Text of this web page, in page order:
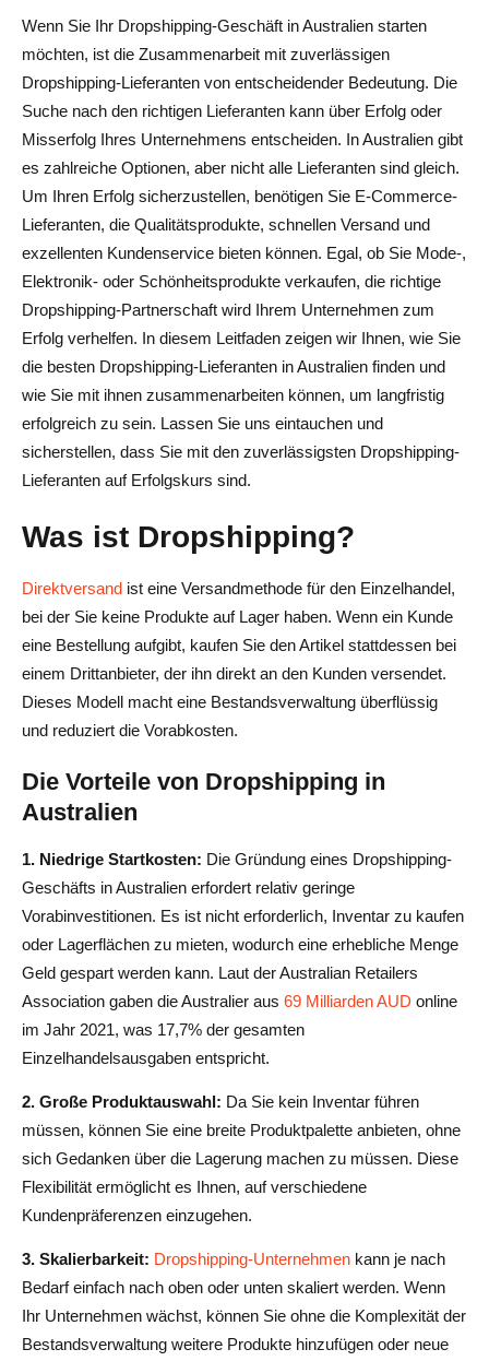
Überprüfung der Zuverlässigkeit des Lieferanten
So verhandeln und bauen Sie eine Partnerschaft mit
Dropshipping-Lieferanten auf
1. Allgemeine Geschäftsbedingungen einrichten
2. Umgang mit Versand- und Liefererwartungen
3. Sicherstellung der Produktqualität und -konsistenz
Australien
Beliebte Produktkategorien für Dropshipping in
Australien
Auf der Suche nach erfolgreichen Produkten
Tipps für die Suche nach Trendprodukten in Australien
Fazit
Was sind die besten Dropshipping-Anbieter in
Australien?
Wie finde ich Dropshipping-Lieferanten in Australien?
Ist Dropshipping in Australien rentabel?
Kann ich mit Lieferanten für einen schnellen Versand
nach Australien zusammenarbeiten?
Ist Dropshipping in Australien legal?
Wenn Sie Ihr Dropshipping-Geschäft in Australien starten
möchten, ist die Zusammenarbeit mit zuverlässigen
Dropshipping-Lieferanten von entscheidender Bedeutung. Die
Suche nach den richtigen Lieferanten kann über Erfolg oder
Misserfolg Ihres Unternehmens entscheiden. In Australien gibt
es zahlreiche Optionen, aber nicht alle Lieferanten sind gleich.
Um Ihren Erfolg sicherzustellen, benötigen Sie E-Commerce-
Lieferanten, die Qualitätsprodukte, schnellen Versand und
exzellenten Kundenservice bieten können. Egal, ob Sie Mode-,
Elektronik- oder Schönheitsprodukte verkaufen, die richtige
Dropshipping-Partnerschaft wird Ihrem Unternehmen zum
Erfolg verhelfen. In diesem Leitfaden zeigen wir Ihnen, wie Sie
die besten Dropshipping-Lieferanten in Australien finden und
wie Sie mit ihnen zusammenarbeiten können, um langfristig
erfolgreich zu sein. Lassen Sie uns eintauchen und
sicherstellen, dass Sie mit den zuverlässigsten Dropshipping-
Lieferanten auf Erfolgskurs sind.
Was ist Dropshipping?
Direktversand ist eine Versandmethode für den Einzelhandel,
bei der Sie keine Produkte auf Lager haben. Wenn ein Kunde
eine Bestellung aufgibt, kaufen Sie den Artikel stattdessen bei
einem Drittanbieter, der ihn direkt an den Kunden versendet.
Dieses Modell macht eine Bestandsverwaltung überflüssig
und reduziert die Vorabkosten.
Die Vorteile von Dropshipping in
Australien
1. Niedrige Startkosten: Die Gründung eines Dropshipping-
Geschäfts in Australien erfordert relativ geringe
Vorabinvestitionen. Es ist nicht erforderlich, Inventar zu kaufen
oder Lagerflächen zu mieten, wodurch eine erhebliche Menge
Geld gespart werden kann. Laut der Australian Retailers
Association gaben die Australier aus 69 Milliarden AUD online
im Jahr 2021, was 17,7% der gesamten
Einzelhandelsausgaben entspricht.
2. Große Produktauswahl: Da Sie kein Inventar führen
müssen, können Sie eine breite Produktpalette anbieten, ohne
sich Gedanken über die Lagerung machen zu müssen. Diese
Flexibilität ermöglicht es Ihnen, auf verschiedene
Kundenpräferenzen einzugehen.
3. Skalierbarkeit: Dropshipping-Unternehmen kann je nach
Bedarf einfach nach oben oder unten skaliert werden. Wenn
Ihr Unternehmen wächst, können Sie ohne die Komplexität der
Bestandsverwaltung weitere Produkte hinzufügen oder neue